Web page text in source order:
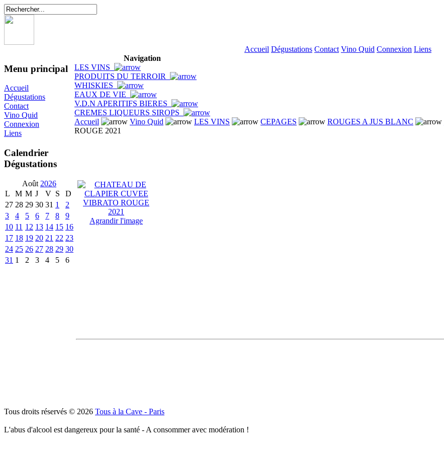
Accueil Dégustations Contact Vino Quid Connexion Liens
Menu principal
Accueil
Dégustations
Contact
Vino Quid
Connexion
Liens
Calendrier
Dégustations
Août 2026
L
M M J V S
D
27 28 29 30 31 1
2
3
4 5 6 7 8
9
10 11 12 13 14 15 16
17 18 19 20 21 22 23
24 25 26 27 28 29 30
31 1 2 3 4 5 6
Navigation
LES VINS
PRODUITS DU TERROIR
WHISKIES
EAUX DE VIE
V.D.N APERITIFS BIERES
CREMES LIQUEURS SIROPS
Accueil
Vino Quid LES VINS CEPAGES ROUGES A JUS BLANC
ROUGE 2021
Agrandir l'image
Tous droits réservés © 2026 Tous à la Cave - Paris
L'abus d'alcool est dangereux pour la santé - A consommer avec modération !